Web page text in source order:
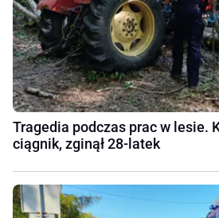
Tragedia podczas prac w lesie.
ciągnik, zginął 28-latek